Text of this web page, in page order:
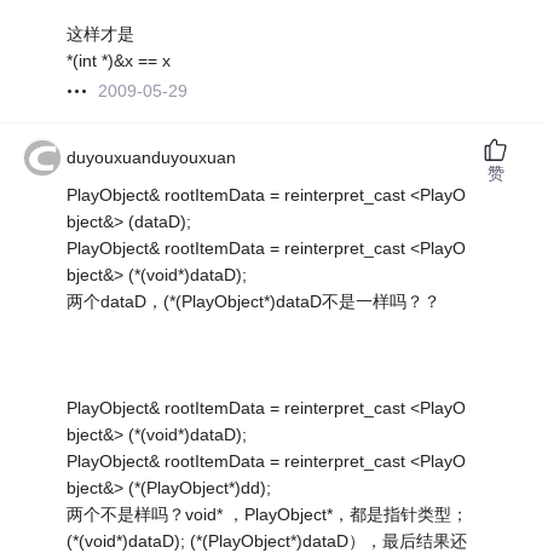
这样才是
*(int *)&x == x
2009-05-29
duyouxuanduyouxuan
PlayObject& rootItemData = reinterpret_cast <PlayO
bject&> (dataD);
PlayObject& rootItemData = reinterpret_cast <PlayO
bject&> (*(void*)dataD);
两个dataD，(*(PlayObject*)dataD不是一样吗？？
PlayObject& rootItemData = reinterpret_cast <PlayO
bject&> (*(void*)dataD);
PlayObject& rootItemData = reinterpret_cast <PlayO
bject&> (*(PlayObject*)dd);
两个不是样吗？void* ，PlayObject*，都是指针类型；
(*(void*)dataD); (*(PlayObject*)dataD），最后结果还
赞